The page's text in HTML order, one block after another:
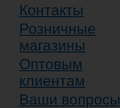
Контакты
Розничные
магазины
Оптовым
клиентам
Ваши вопросы